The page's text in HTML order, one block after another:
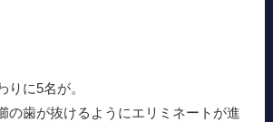
りに5名が。
の歯が抜けるようにエリミネートが進